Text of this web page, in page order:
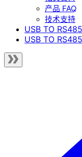
产品 FAQ
技术支持
USB TO
USB TO